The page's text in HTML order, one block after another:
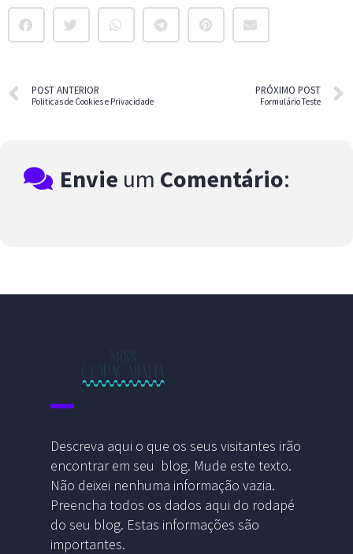
POST ANTERIOR
Politicas de Cookies e Privacidade
PRÓXIMO POST
Formulário Teste
Envie um Comentário:
Descreva aqui o que os seus visitantes irão
encontrar em seu blog. Mude este texto.
Não deixei nenhuma informação vazia.
Preencha todos os dados aqui do rodapé
do seu blog. Estas informações são
importantes.